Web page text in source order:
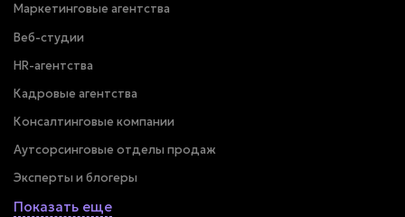
Маркетинговые агентства
Веб-студии
HR-агентства
Кадровые агентства
Консалтинговые компании
Аутсорсинговые отделы продаж
Эксперты и блогеры
Показать еще